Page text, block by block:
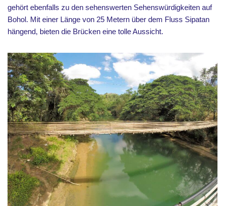
gehört ebenfalls zu den sehenswerten Sehenswürdigkeiten auf
Bohol. Mit einer Länge von 25 Metern über dem Fluss Sipatan
hängend, bieten die Brücken eine tolle Aussicht.